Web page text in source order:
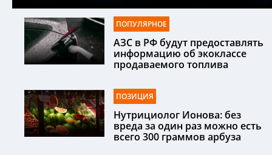
ПОПУЛЯРНОЕ
АЗС в РФ будут предоставлять
информацию об экоклассе
продаваемого топлива
ПОЗИЦИЯ
Нутрициолог Ионова: без
вреда за один раз можно есть
всего 300 граммов арбуза